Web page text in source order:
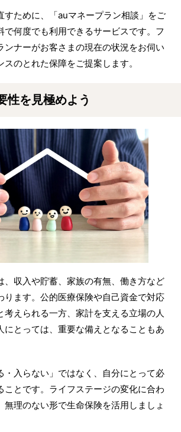
すために、「auマネープラン相談」をご
で何度でも利用できるサービスです。フ
ンナーがお客さまの現在の状況をお伺い
スのとれた保障をご提案します。
性を見極めよう
、収入や貯蓄、家族の有無、働き方など
ります。公的医療保険や自己資金で対応
考えられる一方、家計を支える立場の人
にとっては、重要な備えとなることもあ
・入らない」ではなく、自分にとって必
ことです。ライフステージの変化に合わ
無理のない形で生命保険を活用しましょ